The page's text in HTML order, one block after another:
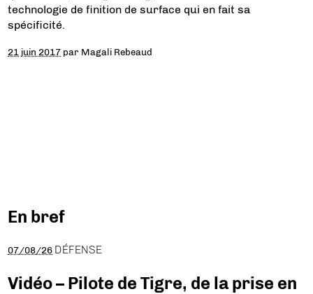
technologie de finition de surface qui en fait sa
spécificité.
21 juin 2017 par Magali Rebeaud
En bref
07/08/26 DÉFENSE
Vidéo – Pilote de Tigre, de la prise en